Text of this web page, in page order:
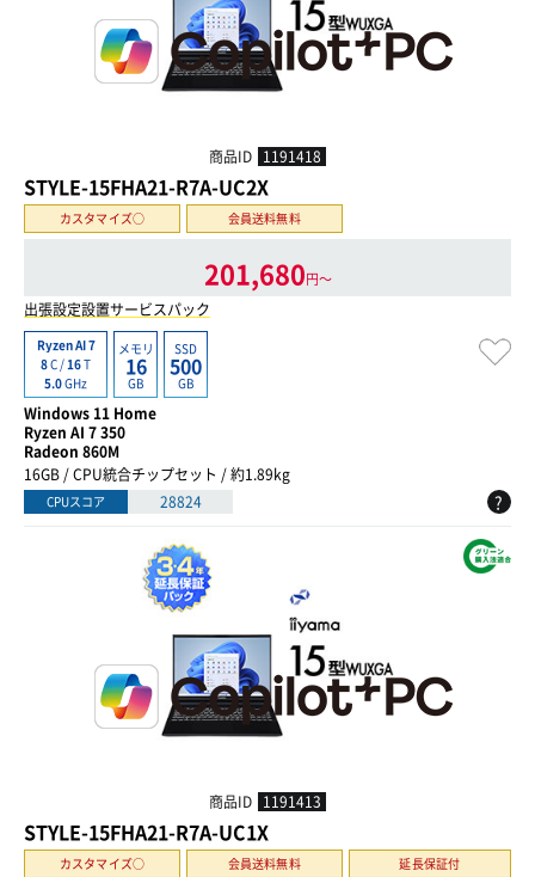
商品ID 1191418
STYLE-15FHA21-R7A-UC2X
カスタマイズ○ 会員送料無料
201,680円〜
出張設定設置サービスパック
Ryzen AI 7
8C /16T
5.0GHz
メモリ
16
GB
SSD
500
GB
Windows 11 Home
Ryzen AI 7 350
Radeon 860M
16GB / CPU統合チップセット / 約1.89kg
CPUスコア 28824 ?
商品ID 1191413
STYLE-15FHA21-R7A-UC1X
カスタマイズ○ 会員送料無料 延長保証付